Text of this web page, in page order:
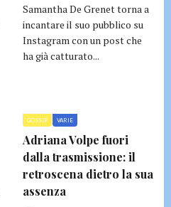
Samantha De Grenet torna a
incantare il suo pubblico su
Instagram con un post che
ha già catturato...
GOSSIP VARIE
Adriana Volpe fuori
dalla trasmissione: il
retroscena dietro la sua
assenza